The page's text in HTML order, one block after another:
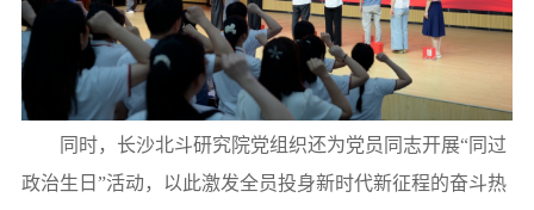
同时，长沙北斗研究院党组织还为党员同志开展“同过
政治生日”活动，以此激发全员投身新时代新征程的奋斗热